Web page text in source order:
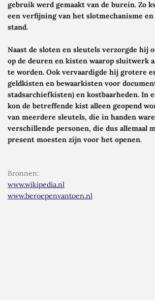
gebruik werd gemaakt van de burein. Zo
een verfijning van het slotmechanisme
stand.
Naast de sloten en sleutels verzorgde hij
op de deuren en kisten waarop sluitwerk
te worden. Ook vervaardigde hij grotere
geldkisten en bewaarkisten voor
stadsarchiefkisten) en kostbaarheden. In
kon de betreffende kist alleen geopend
van meerdere sleutels, die in handen
verschillende personen, die dus allemaal
present moesten zijn voor het openen.
Bronnen:
www.wikipedia.nl
www.beroepenvantoen.nl